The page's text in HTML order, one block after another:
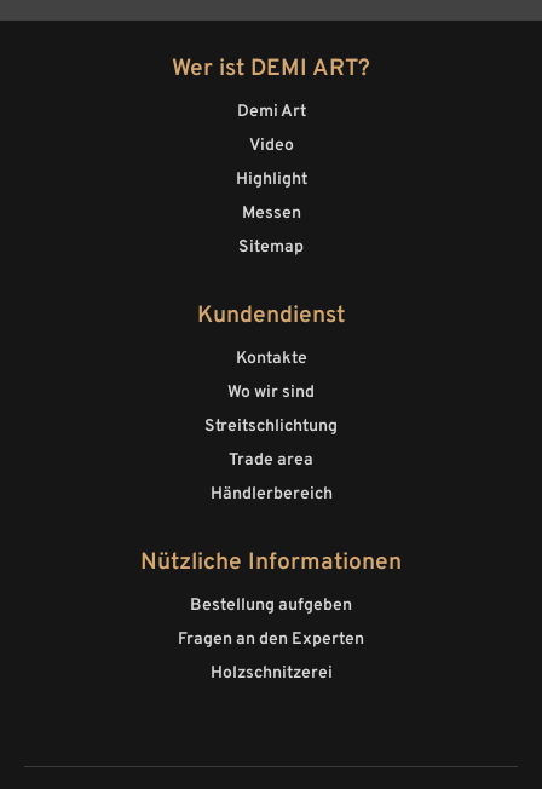
Wer ist DEMI ART?
Demi Art
Video
Highlight
Messen
Sitemap
Kundendienst
Kontakte
Wo wir sind
Streitschlichtung
Trade area
Händlerbereich
Nützliche Informationen
Bestellung aufgeben
Fragen an den Experten
Holzschnitzerei